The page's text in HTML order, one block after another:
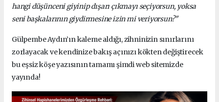
hangi düşünceni giyinip dışarı çıkmayı seçiyorsun, yoksa
seni başkalarının giydirmesine izin mi veriyorsun?"
Gülpembe Aydın’ın kaleme aldığı, zihninizin sınırlarını
zorlayacak ve kendinize bakış açınızı kökten değiştirecek
bu eşsiz köşe yazısının tamamı şimdi web sitemizde
yayında!